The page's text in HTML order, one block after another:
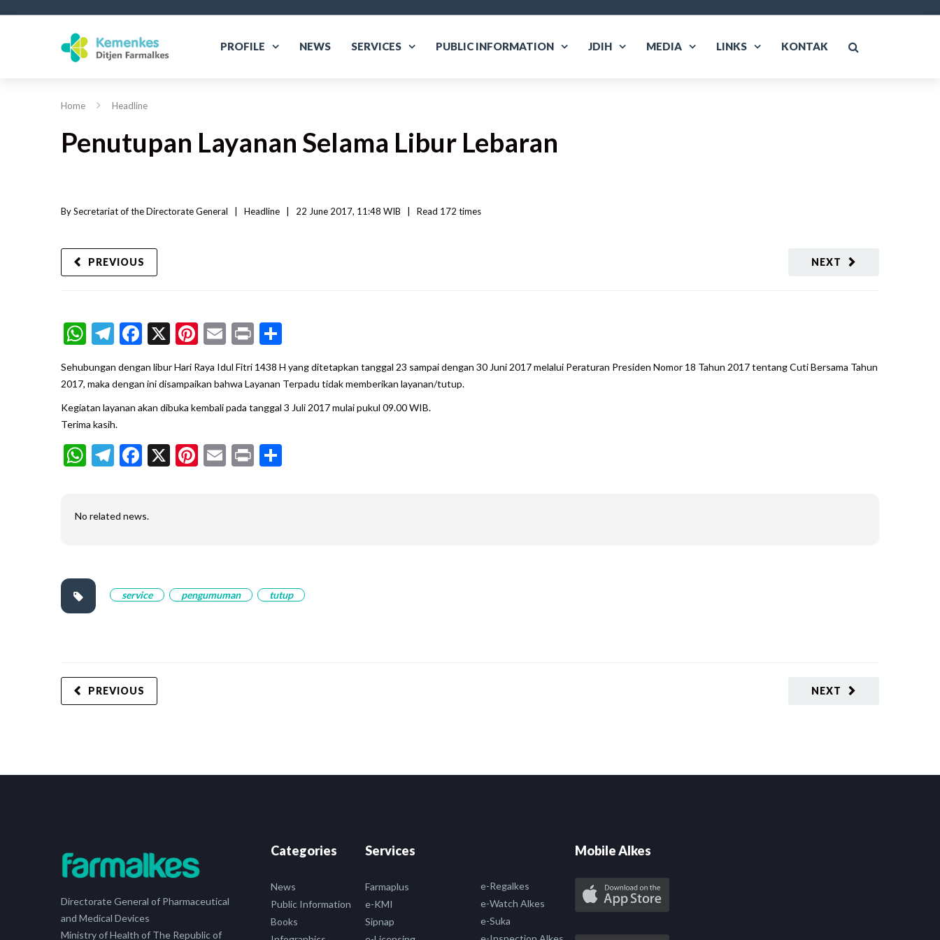
PROFILE NEWS SERVICES PUBLIC INFORMATION JDIH MEDIA LINKS KONTAK
Home Headline
Penutupan Layanan Selama Libur Lebaran
By Secretariat of the Directorate General Headline 22 June 2017, 11:48 WIB Read 172 times
NEXT
PREVIOUS
WhatsApp
Telegram
Facebook
X Pinterest
Email
Print
Sehubungan dengan libur Hari Raya Idul Fitri 1438 H yang ditetapkan tanggal 23 sampai dengan 30 Juni 2017 melalui Peraturan Presiden Nomor 18 Tahun 2017 tentang Cuti Bersama Tahun
2017, maka dengan ini disampaikan bahwa Layanan Terpadu tidak memberikan layanan/tutup.
Kegiatan layanan akan dibuka kembali pada tanggal 3 Juli 2017 mulai pukul 09.00 WIB.
Terima kasih.
WhatsApp
Telegram
Facebook
X Pinterest
Email
Print
No related news.
service pengumuman tutup
NEXT
PREVIOUS
Directorate General of Pharmaceutical
and Medical Devices
Ministry of Health of The Republic of
Categories
News
Public Information
Books
Services
Farmaplus
e-KMI
Sipnap
e-Regalkes
e-Watch Alkes
e-Suka
Mobile Alkes